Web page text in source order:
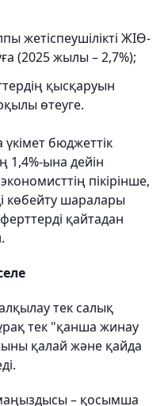
жетіспеушілікті ЖІӨ-
(2025 жылы – 2,7%);
қысқаруын
өтеуге.
бюджеттік
1,4%-ына дейін
пікірінше,
көбейту шаралары
қайтадан
тек салық
тек "қанша жинау
қалай және қайда
– қосымша